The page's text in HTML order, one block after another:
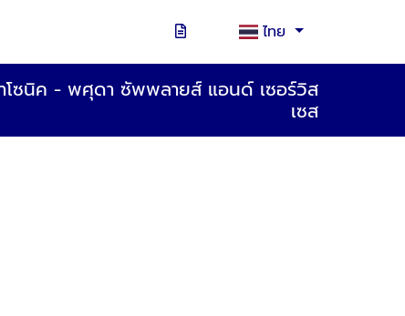
ไทย
โซนิค - พศุดา ซัพพลายส์ แอนด์ เซอร์วิส
เซส